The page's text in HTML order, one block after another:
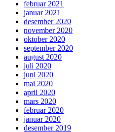
februar 2021
januar 2021
desember 2020
november 2020
oktober 2020
september 2020
august 2020
juli 2020
juni 2020
mai 2020
april 2020
mars 2020
februar 2020
januar 2020
desember 2019